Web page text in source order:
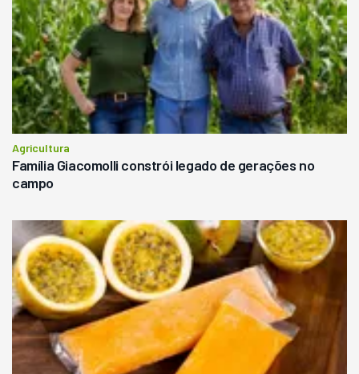
Agricultura
Família Giacomolli constrói legado de gerações no
campo